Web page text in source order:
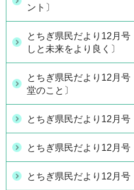
ント〕
とちぎ県民だより12月
しと未来をより良く〕
とちぎ県民だより12月
堂のこと〕
とちぎ県民だより12月号
とちぎ県民だより12月号
とちぎ県民だより12月号